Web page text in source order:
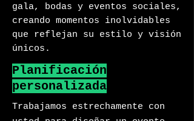
gala, bodas y eventos sociales,
creando momentos inolvidables
que reflejan su estilo y visión
únicos.
Planificación
personalizada
Trabajamos estrechamente con